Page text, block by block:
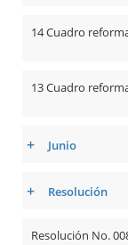
14 Cuadro
13 Cuadro
+ Junio
+ Resolución
Resolución No.